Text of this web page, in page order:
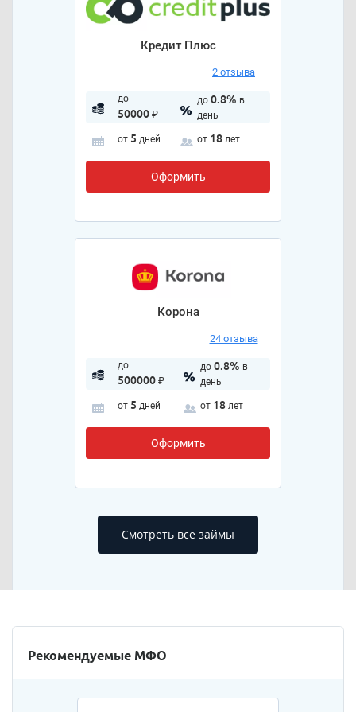
Кредит Плюс
2 отзыва
до
50000₽
до 0.8% в
день
от 5 дней от 18 лет
Оформить
Корона
24 отзыва
до
500000₽
до 0.8% в
день
от 5 дней от 18 лет
Оформить
Смотреть все займы
Рекомендуемые МФО